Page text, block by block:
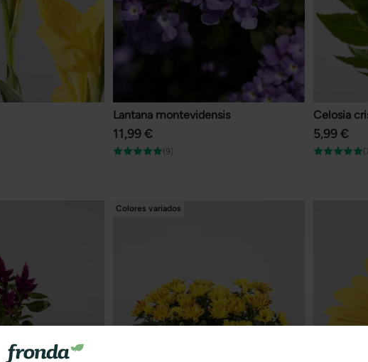
Lantana montevidensis
11,99 €
(9)
Celosia
5,99 €
Colores variados